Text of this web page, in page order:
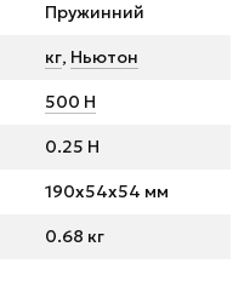
Пружинний
кг, Ньютон
500 Н
0.25 Н
190x54x54 мм
0.68 кг